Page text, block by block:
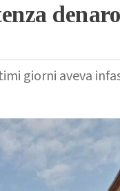
giorni aveva